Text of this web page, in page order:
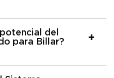
del
para Billar?